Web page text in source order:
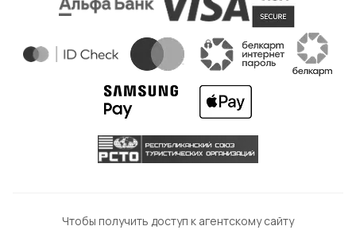
Чтобы получить доступ к агентскому сайту